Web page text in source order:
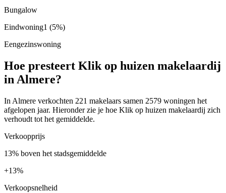
Bungalow
Eindwoning1 (5%)
Eengezinswoning
Hoe presteert Klik op huizen makelaardij
in Almere?
In Almere verkochten 221 makelaars samen 2579 woningen het
afgelopen jaar. Hieronder zie je hoe Klik op huizen makelaardij zich
verhoudt tot het gemiddelde.
Verkoopprijs
13% boven het stadsgemiddelde
+13%
Verkoopsnelheid